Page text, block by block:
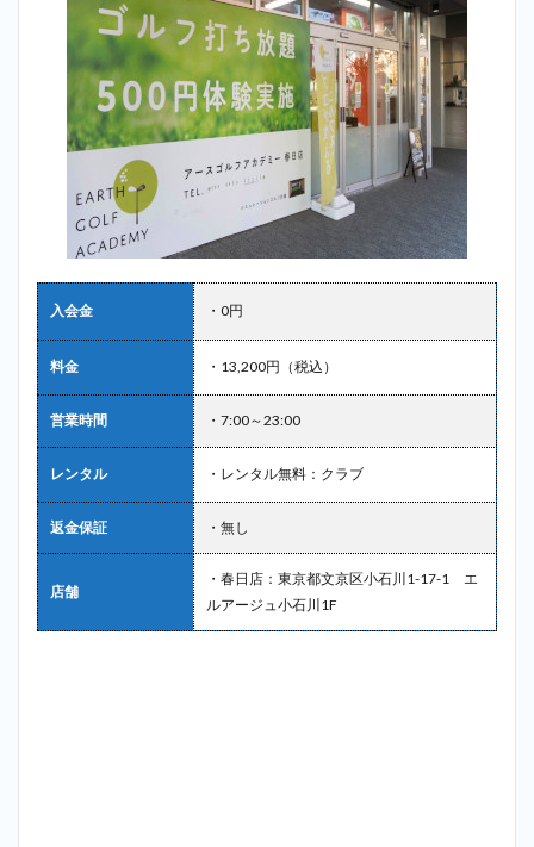
入会金 ・0円
料金 ・13,200円（税込）
営業時間 ・7:00～23:00
レンタル ・レンタル無料：クラブ
返金保証 ・無し
店舗
・春日店：東京都文京区小石川1-17-1 エ
ルアージュ小石川1F